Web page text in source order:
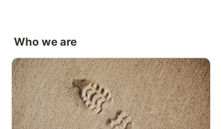
Who we are